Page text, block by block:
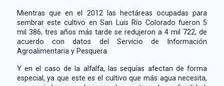
Mientras que en el 2012 las hectáreas ocupadas para
sembrar este cultivo en San Luis Río Colorado fueron 5
mil 386, tres años más tarde se redujeron a 4 mil 722, de
acuerdo con datos del Servicio de Información
Agroalimentaria y Pesquera.
Y en el caso de la alfalfa, las sequías afectan de forma
especial, ya que este es el cultivo que más agua necesita,